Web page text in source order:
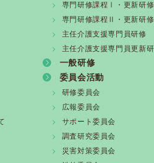
受講の皆様へ
受講決定通知について
まってません!!
専門研修課程Ⅰ・更新研修
専門研修課程Ⅱ・更新研修
主任介護支援専門員研修
主任介護支援専門員更新
一般研修
委員会活動
研修委員会
広報委員会
サポート委員会
調査研究委員会
災害対策委員会